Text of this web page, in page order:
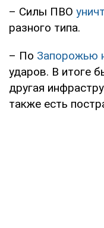
– Силы ПВО
разного типа.
– По Запорожью
ударов. В итоге
другая
также есть